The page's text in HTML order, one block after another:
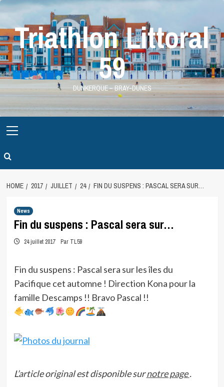
Skip
contentTriathlon Littoral
59
DUNKERQUE – BRAY-DUNES
Menu
HOME 2017 JUILLET 24 FIN DU SUSPENS : PASCAL SERA SUR…
News
Fin du suspens : Pascal sera sur…
24 juillet 2017 Par TL59
Fin du suspens : Pascal sera sur les îles du
Pacifique cet automne ! Direction Kona pour la
famille Descamps !! Bravo Pascal !!
L’article original est disponible surnotre page.